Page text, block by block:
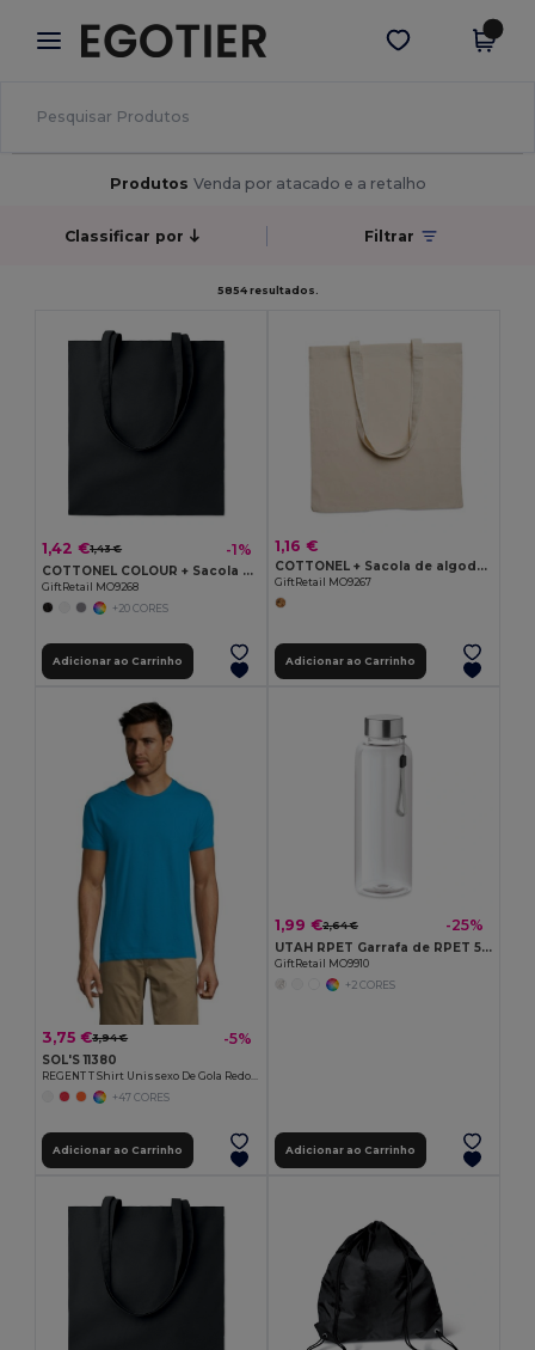
× App Egotier
Melhores preços na app!
Obter app
Produtos Venda por atacado e a retalho
Classificar por Filtrar
5854 resultados.
1,42 €1,43 € -1%
COTTONEL COLOUR + Sacola de algodão 140 gr / m²
GiftRetail MO9268
+20 CORES
Adicionar ao Carrinho
1,16 €
COTTONEL + Sacola de algodão 140 gr / m²
GiftRetail MO9267
Adicionar ao Carrinho
3,75 €3,94 € -5%
SOL'S 11380
REGENT T Shirt Unissexo De Gola Redonda
+47 CORES
Adicionar ao Carrinho
1,99 €2,64 € -25%
UTAH RPET Garrafa de RPET 500ml
GiftRetail MO9910
+2 CORES
Adicionar ao Carrinho